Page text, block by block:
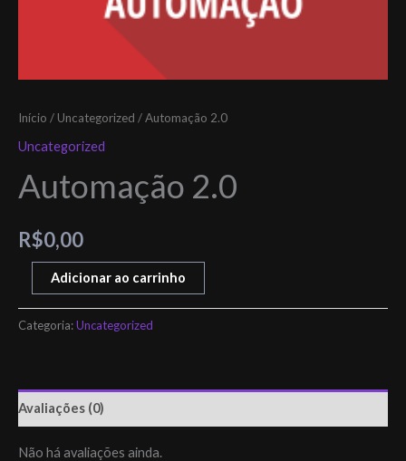
Início / Uncategorized / Automação 2.0
Uncategorized
Automação 2.0
R$0,00
Adicionar ao carrinho
Categoria:Uncategorized
Avaliações (0)
Não há avaliações ainda.